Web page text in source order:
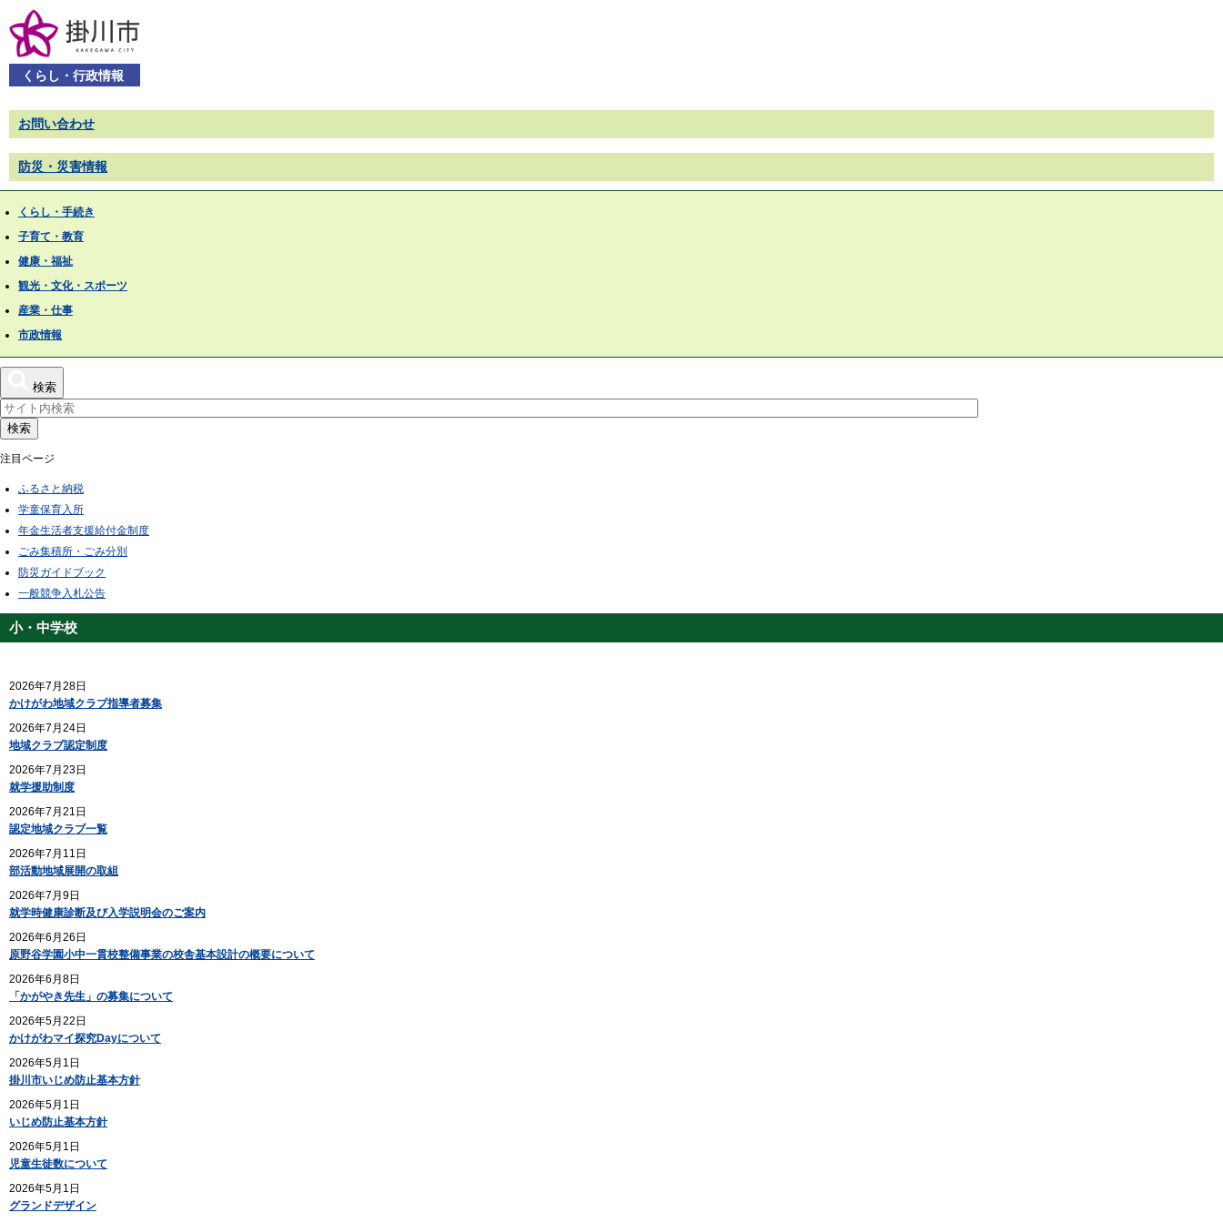
くらし・行政情報
お問い合わせ
防災・災害情報
くらし・手続き
子育て・教育
健康・福祉
観光・文化・スポーツ
産業・仕事
市政情報
検索
検索
注目ページ
ふるさと納税
学童保育入所
年金生活者支援給付金制度
ごみ集積所・ごみ分別
防災ガイドブック
一般競争入札公告
小・中学校
2026年7月28日
かけがわ地域クラブ指導者募集
2026年7月24日
地域クラブ認定制度
2026年7月23日
就学援助制度
2026年7月21日
認定地域クラブ一覧
2026年7月11日
部活動地域展開の取組
2026年7月9日
就学時健康診断及び入学説明会のご案内
2026年6月26日
原野谷学園小中一貫校整備事業の校舎基本設計の概要について
2026年6月8日
「かがやき先生」の募集について
2026年5月22日
かけがわマイ探究Dayについて
2026年5月1日
掛川市いじめ防止基本方針
2026年5月1日
いじめ防止基本方針
2026年5月1日
児童生徒数について
2026年5月1日
グランドデザイン